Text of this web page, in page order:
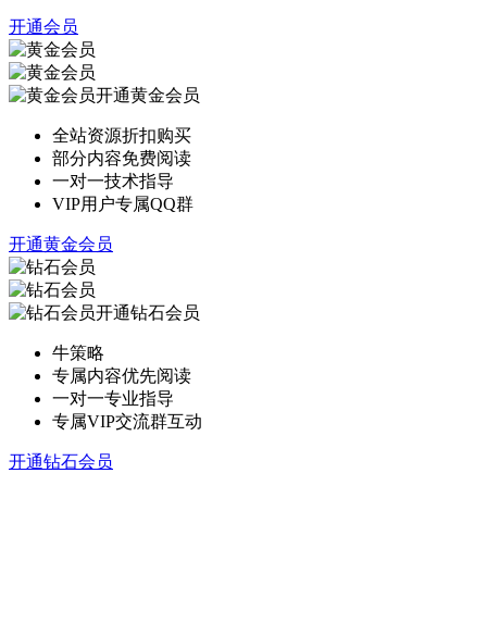
开通会员
开通黄金会员
全站资源折扣购买
部分内容免费阅读
一对一技术指导
VIP用户专属QQ群
开通黄金会员
开通钻石会员
牛策略
专属内容优先阅读
一对一专业指导
专属VIP交流群互动
开通钻石会员